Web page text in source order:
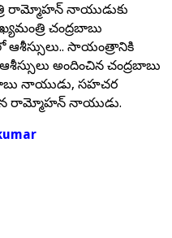
రామ్మోహన్ నాయుడుకు
చంద్రబాబు
సాయంత్రానికి
అందించిన చంద్రబాబు
నాయుడు, సహచర
రామ్మోహన్ నాయుడు.